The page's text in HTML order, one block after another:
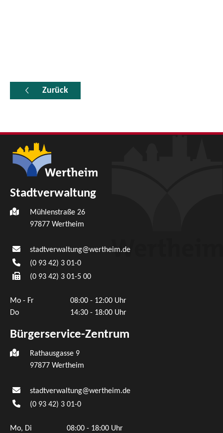
Zurück
Stadtverwaltung
Mühlenstraße 26
97877 Wertheim
stadtverwaltung@wertheim.de
(0 93 42) 3 01-0
(0 93 42) 3 01-5 00
Mo - Fr
08:00 - 12:00 Uhr
Do
14:30 - 18:00 Uhr
Bürgerservice-Zentrum
Rathausgasse 9
97877 Wertheim
stadtverwaltung@wertheim.de
(0 93 42) 3 01-0
Mo, Di
08:00 - 18:00 Uhr